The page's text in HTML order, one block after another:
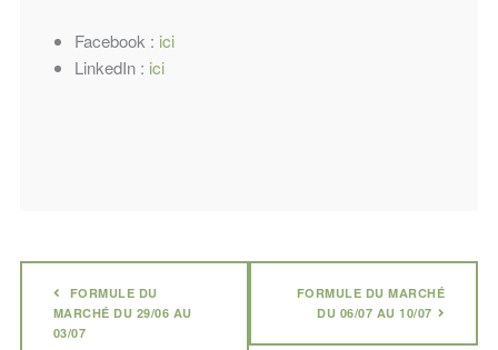
Facebook : ici
LinkedIn : ici
FORMULE DU
MARCHÉ DU 29/06 AU
03/07
FORMULE DU MARCHÉ
DU 06/07 AU 10/07